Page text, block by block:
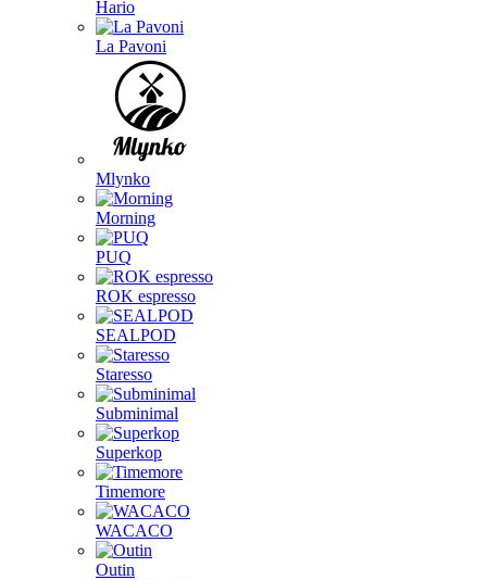
Hario
La Pavoni
Mlynko
Morning
PUQ
ROK espresso
SEALPOD
Staresso
Subminimal
Superkop
Timemore
WACACO
Outin